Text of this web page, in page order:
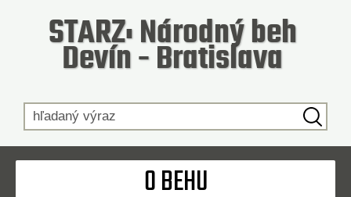
STARZ: Národný beh
Devín - Bratislava
O BEHU